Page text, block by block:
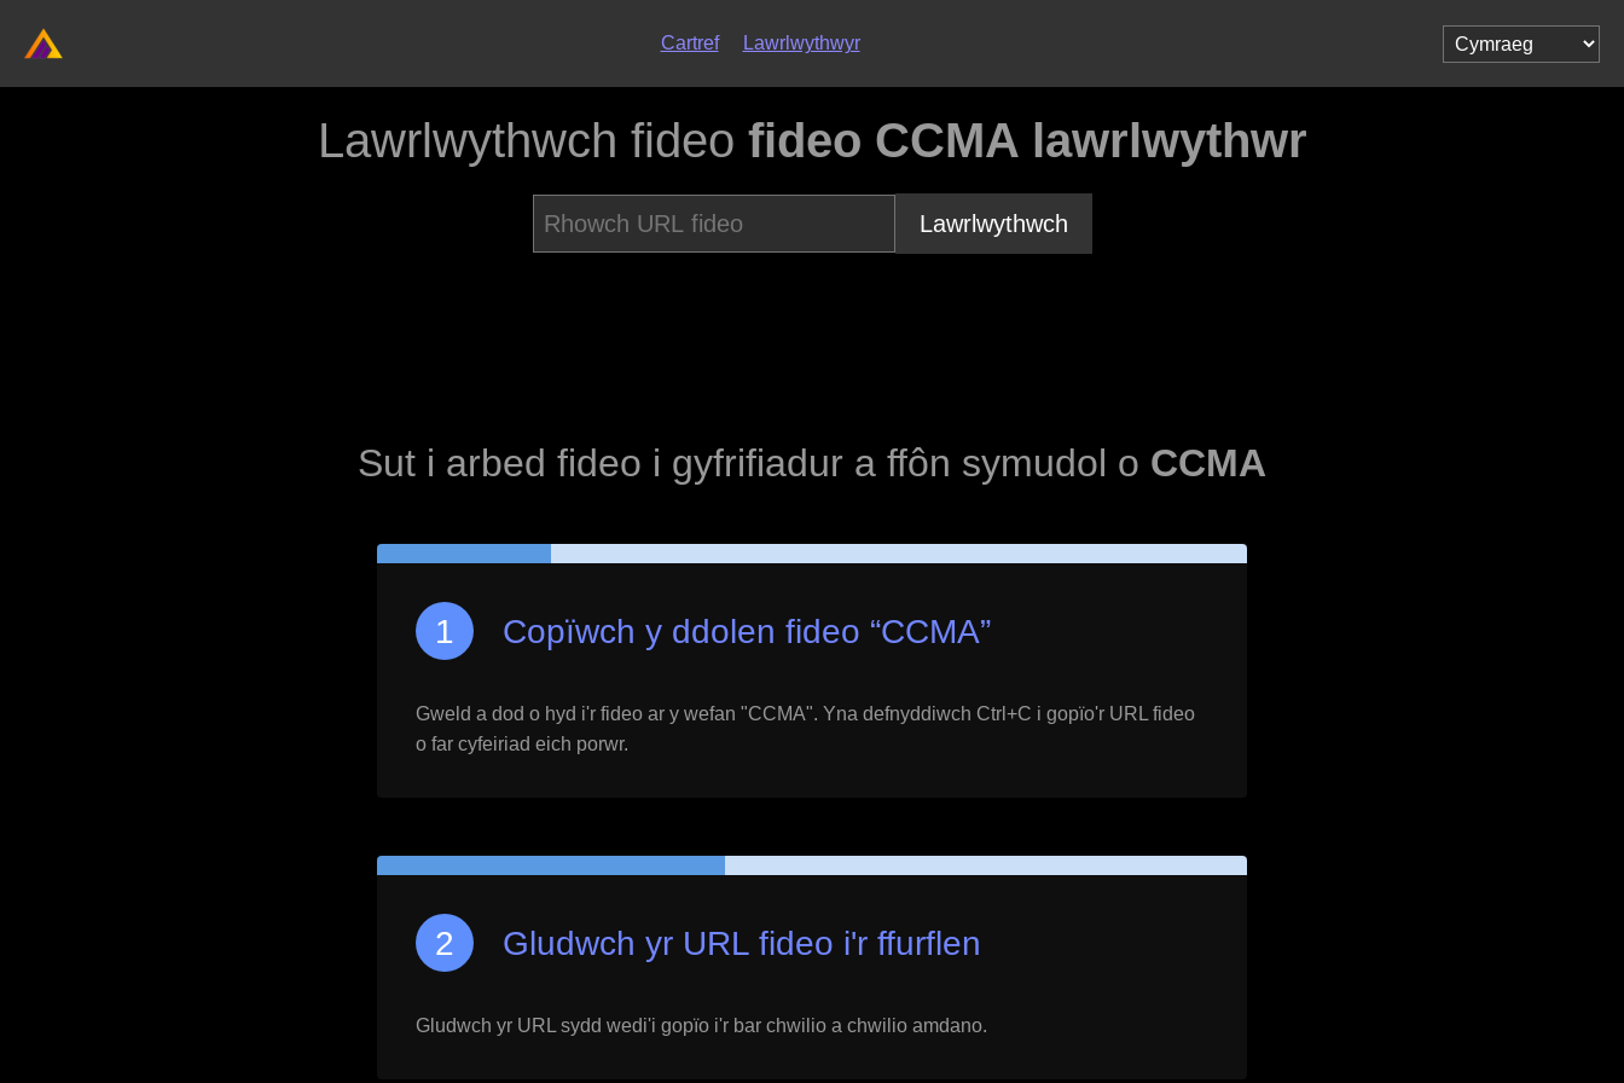
Cartref Lawrlwythwyr
Lawrlwythwch fideo fideo CCMA lawrlwythwr
Lawrlwythwch
Sut i arbed fideo i gyfrifiadur a ffôn symudol o CCMA
Copïwch y ddolen fideo “CCMA”
Gweld a dod o hyd i'r fideo ar y wefan "CCMA". Yna defnyddiwch Ctrl+C i gopïo'r URL fideo
o far cyfeiriad eich porwr.
Gludwch yr URL fideo i'r ffurflen
Gludwch yr URL sydd wedi'i gopïo i'r bar chwilio a chwilio amdano.